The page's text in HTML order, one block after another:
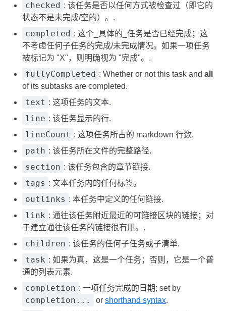
checked : 该任务是否以任何方式被检查过（即它的
状态不是未完成/空的）。.
completed : 这个_具体的_任务是否已经完成；这
不考虑任何子任务的完成/未完成情况。如果一项任务
被标记为 "X"，则明确视为 "完成"。.
fullyCompleted : Whether or not this task and all
of its subtasks are completed.
text : 这项任务的文本.
line : 该任务显示的行.
lineCount : 这项任务所占的 markdown 行数.
path : 该任务所在文件的完整路径.
section : 该任务包含的章节链接.
tags : 文本任务内的任何标签。
outlinks : 本任务中定义的任何链接.
link : 通往该任务附近最近的可链接区块的链接；对
于建立通往该任务的链接很有用。.
children : 该任务的任何子任务或子清单.
task : 如果为真，这是一个任务；否则，它是一个普
通的列表元素.
completion : 一项任务完成的日期; set by
completion... or shorthand syntax.